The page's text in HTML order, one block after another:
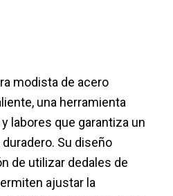
modista de acero
una herramienta
labores que garantiza un
Su diseño
de utilizar dedales de
ajustar la